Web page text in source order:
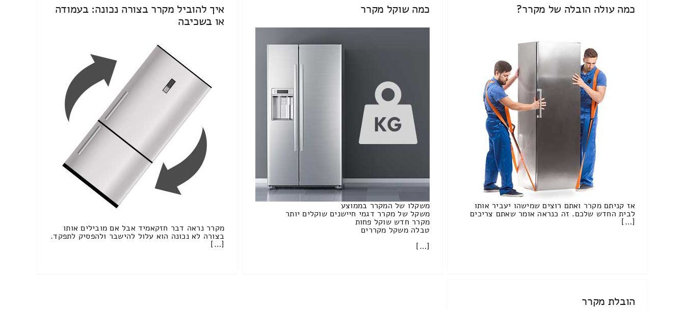
כמה עולה הובלה של מקרר?
אז קניתם מקרר ואתם רוצים שמישהו יעביר אותו
לבית החדש שלכם. זה כנראה אומר שאתם צריכים
[…]
כמה שוקל מקרר
משקלו של המקרר בממוצע
משקל של מקרר דגמי חיישנים שוקלים יותר
מקרר חדש שוקל פחות
טבלה משקל מקררים
[…]
איך להוביל מקרר בצורה נכונה: בעמודה
או בשכיבה
מקרר נראה דבר חזקאמיד אבל אם מובילים אותו
בצורה לא נכונה הוא עלול להישבר ולהפסיק לתפקד.
[…]
הובלת מקרר